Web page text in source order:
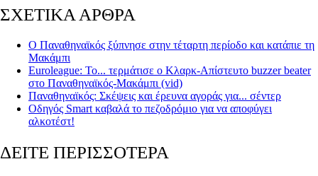
ΣΧΕΤΙΚΑ ΑΡΘΡΑ
Ο Παναθηναϊκός ξύπνησε στην τέταρτη περίοδο και κατάπιε τη
Μακάμπι
Euroleague: Το... τερμάτισε ο Κλαρκ-Απίστευτο buzzer beater
στο Παναθηναϊκός-Μακάμπι (vid)
Παναθηναϊκός: Σκέψεις και έρευνα αγοράς για... σέντερ
Οδηγός Smart καβαλά το πεζοδρόμιο για να αποφύγει
αλκοτέστ!
ΔΕΙΤΕ ΠΕΡΙΣΣΟΤΕΡΑ